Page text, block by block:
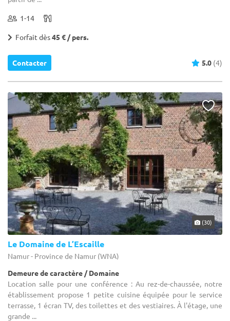
1-14
Forfait dès45 € / pers.
Contacter 5.0 (4)
(30)
Le Domaine de L’Escaille
Namur - Province de Namur (WNA)
Demeure de caractère / Domaine
Location salle pour une conférence : Au rez-de-chaussée, notre
établissement propose 1 petite cuisine équipée pour le service
terrasse, 1 écran TV, des toilettes et des vestiaires. À l'étage, une
grande ...